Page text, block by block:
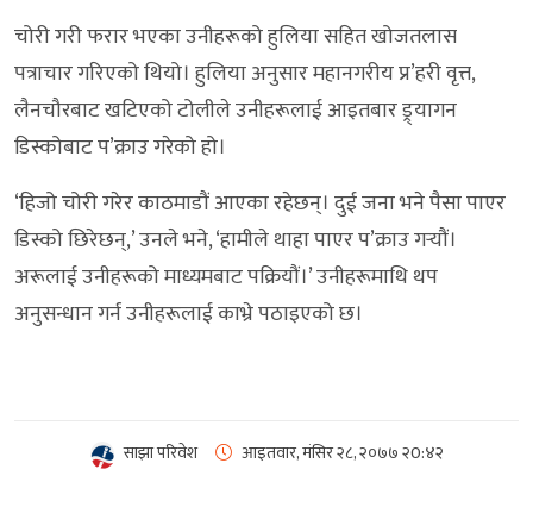
चोरी गरी फरार भएका उनीहरूको हुलिया सहित खोजतलास
पत्राचार गरिएको थियो। हुलिया अनुसार महानगरीय प्र’हरी वृत्त,
लैनचौरबाट खटिएको टोलीले उनीहरूलाई आइतबार ड्र्यागन
डिस्कोबाट प’क्राउ गरेको हो।
‘हिजो चोरी गरेर काठमाडौं आएका रहेछन्। दुई जना भने पैसा पाएर
डिस्को छिरेछन्,’ उनले भने, ‘हामीले थाहा पाएर प’क्राउ गर्‍यौं।
अरूलाई उनीहरूको माध्यमबाट पक्रियौं।’ उनीहरूमाथि थप
अनुसन्धान गर्न उनीहरूलाई काभ्रे पठाइएको छ।
साझा परिवेश आइतवार, मंसिर २८, २०७७२0:४२